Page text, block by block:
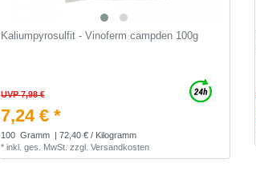
Kaliumpyrosulfit - Vinoferm campden 100g
UVP 7,98 €
7,24 € *
100 Gramm
| 72,40 € / Kilogramm
* inkl. ges. MwSt. zzgl. Versandkosten